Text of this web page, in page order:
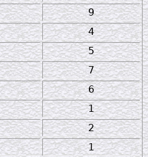
9
4
5
7
6
1
2
1